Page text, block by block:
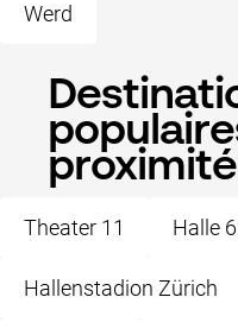
Werd
proximité
Theater 11 Halle
Hallenstadion Zürich